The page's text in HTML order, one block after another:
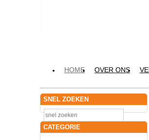
HOME OVER ONS
SNEL ZOEKEN
CATEGORIE